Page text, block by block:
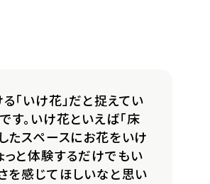
「いけ花」だと捉えてい
。いけ花といえば「床
たスペースにお花をいけ
っと体験するだけでもい
を感じてほしいなと思い